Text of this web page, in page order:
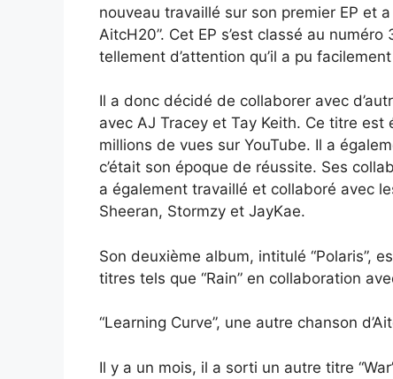
nouveau travaillé sur son premier EP et
AitcH20”. Cet EP s’est classé au
tellement d’attention qu’il a pu
Il a donc décidé de collaborer avec
avec AJ Tracey et Tay Keith. Ce titre
millions de vues sur YouTube. Il a
c’était son époque de réussite. Ses
a également travaillé et collaboré avec
Sheeran, Stormzy et JayKae.
Son deuxième album, intitulé “Polaris”,
titres tels que “Rain” en collaboration
“Learning Curve”, une autre chanson
Il y a un mois, il a sorti un autre titre